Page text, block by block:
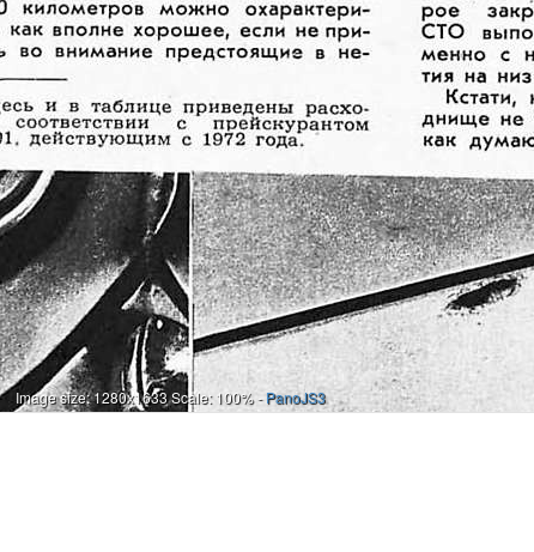
Image size: 1280x1633 Scale: 100% -PanoJS3